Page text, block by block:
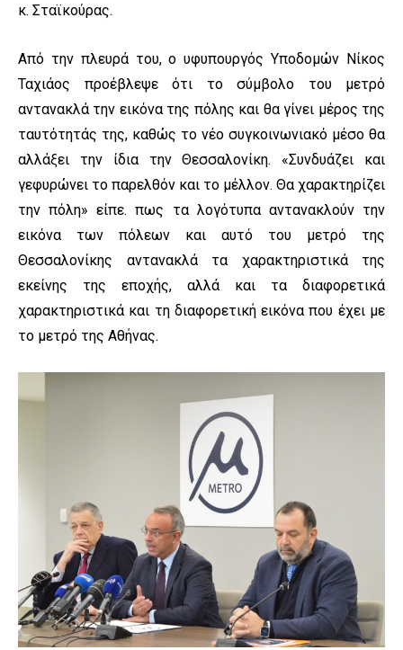
κ. Σταϊκούρας.
Από την πλευρά του, ο υφυπουργός Υποδομών Νίκος
Ταχιάος προέβλεψε ότι το σύμβολο του μετρό
αντανακλά την εικόνα της πόλης και θα γίνει μέρος της
ταυτότητάς της, καθώς το νέο συγκοινωνιακό μέσο θα
αλλάξει την ίδια την Θεσσαλονίκη. «Συνδυάζει και
γεφυρώνει το παρελθόν και το μέλλον. Θα χαρακτηρίζει
την πόλη» είπε. πως τα λογότυπα αντανακλούν την
εικόνα των πόλεων και αυτό του μετρό της
Θεσσαλονίκης αντανακλά τα χαρακτηριστικά της
εκείνης της εποχής, αλλά και τα διαφορετικά
χαρακτηριστικά και τη διαφορετική εικόνα που έχει με
το μετρό της Αθήνας.